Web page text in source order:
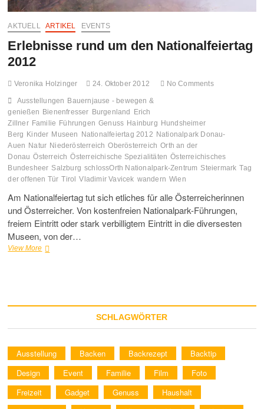
AKTUELL ARTIKEL EVENTS
Erlebnisse rund um den Nationalfeiertag
2012
Veronika Holzinger 24. Oktober 2012 No Comments
Ausstellungen Bauernjause - bewegen &
genießen Bienenfresser Burgenland Erich
Zillner Familie Führungen Genuss Hainburg Hundsheimer
Berg Kinder Museen Nationalfeiertag 2012 Nationalpark Donau-
Auen Natur Niederösterreich Oberösterreich Orth an der
Donau Österreich Österreichische Spezialitäten Österreichisches
Bundesheer Salzburg schlossOrth Nationalpark-Zentrum Steiermark Tag
der offenen Tür Tirol Vladimir Vavicek wandern Wien
Am Nationalfeiertag tut sich etliches für alle Österreicherinnen
und Österreicher. Von kostenfreien Nationalpark-Führungen,
freiem Eintritt oder stark verbilligtem Eintritt in die diversesten
Museen, von der…
View MoreErlebnisse
SCHLAGWÖRTER
Ausstellung Backen Backrezept
Backtip
Design
Event Familie Film
Foto
Freizeit
Gadget Genuss
Haushalt